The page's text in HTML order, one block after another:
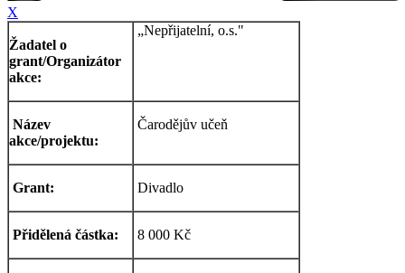
X
Žadatel o
grant/Organizátor
akce:
„Nepřijatelní, o.s."
Název
akce/projektu:
Čarodějův učeň
Grant: Divadlo
Přidělená částka: 8 000 Kč